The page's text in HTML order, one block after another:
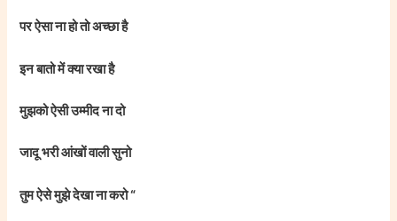
पर ऐसा ना हो तो अच्छा है
इन बातो में क्या रखा है
मुझको ऐसी उम्मीद ना दो
जादू भरी आंखों वाली सुनो
तुम ऐसे मुझे देखा ना करो “